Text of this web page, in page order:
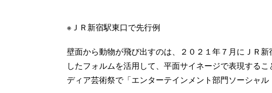
※ＪＲ新宿駅東口で先行例
壁面から動物が飛び出すのは、２０２１年７月にＪＲ
したフォルムを活用して、平面サイネージで表現する
ディア芸術祭で「エンターテインメント部門ソーシャル